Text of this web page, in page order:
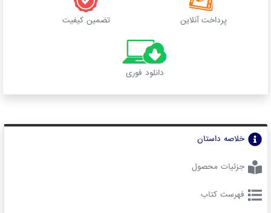
پرداخت آنلاین تضمین کیفیت
دانلود فوری
خلاصه داستان
جزئیات محصول
فهرست کتاب